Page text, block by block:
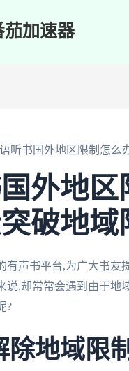
茄加速器
听书国外地区限制怎么
外地区
破地域
有声书平台,为广大书友
说,却常常会遇到由于地
?
除地域限